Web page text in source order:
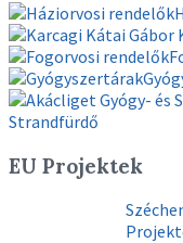
Strandfürdő
EU Projektek